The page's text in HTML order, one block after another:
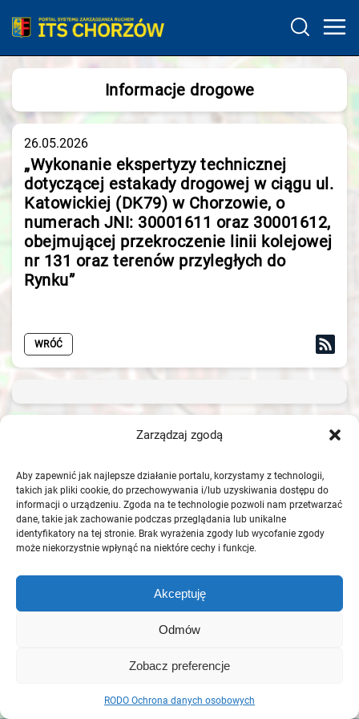
Zarządzaj zgodą
Aby zapewnić jak najlepsze działanie portalu, korzystamy z technologii,
takich jak pliki cookie, do przechowywania i/lub uzyskiwania dostępu do
informacji o urządzeniu. Zgoda na te technologie pozwoli nam przetwarzać
dane, takie jak zachowanie podczas przeglądania lub unikalne
identyfikatory na tej stronie. Brak wyrażenia zgody lub wycofanie zgody
może niekorzystnie wpłynąć na niektóre cechy i funkcje.
Akceptuję
Odmów
Zobacz preferencje
RODO Ochrona danych osobowych
Informacje drogowe
26.05.2026
„Wykonanie ekspertyzy technicznej
dotyczącej estakady drogowej w ciągu ul.
Katowickiej (DK79) w Chorzowie, o
numerach JNI: 30001611 oraz 30001612,
obejmującej przekroczenie linii kolejowej
nr 131 oraz terenów przyległych do
Rynku”
WRÓĆ